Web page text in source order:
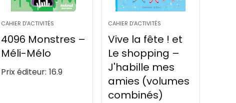
CAHIER D'ACTIVITÉS
4096 Monstres –
Méli-Mélo
Prix éditeur: 16.9
CAHIER D'ACTIVITÉS
Vive la fête ! et
Le shopping –
J'habille mes
amies (volumes
combinés)